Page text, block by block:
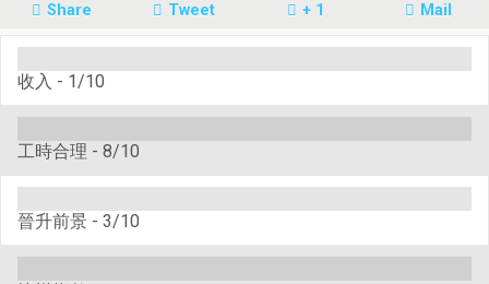
Share Tweet + 1 Mail
收入 - 1/10
工時合理 - 8/10
晉升前景 - 3/10